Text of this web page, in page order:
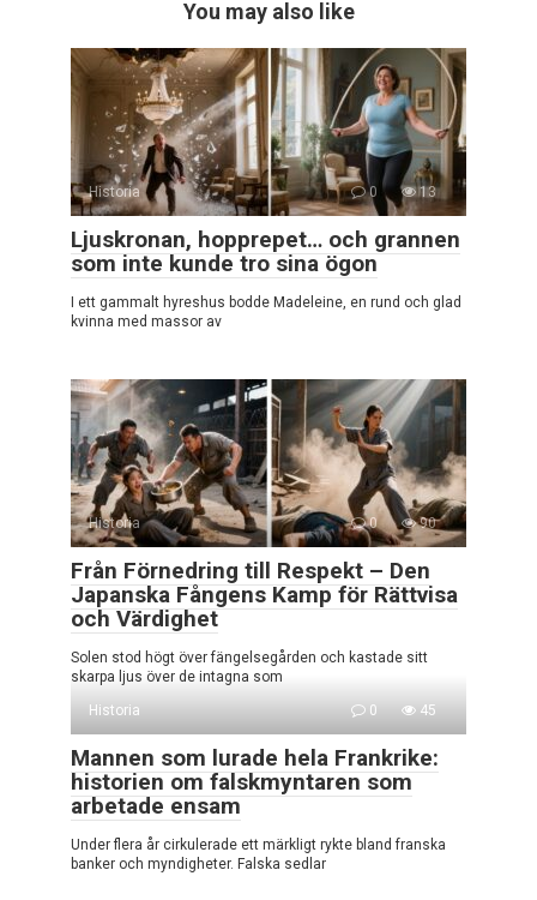
You may also like
Historia 0 13
Ljuskronan, hopprepet… och grannen
som inte kunde tro sina ögon
I ett gammalt hyreshus bodde Madeleine, en rund och glad
kvinna med massor av
Historia 0 90
Från Förnedring till Respekt – Den
Japanska Fångens Kamp för Rättvisa
och Värdighet
Solen stod högt över fängelsegården och kastade sitt
skarpa ljus över de intagna som
Historia
0 45
Mannen som lurade hela Frankrike:
historien om falskmyntaren som
arbetade ensam
Under flera år cirkulerade ett märkligt rykte bland franska
banker och myndigheter. Falska sedlar